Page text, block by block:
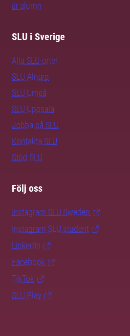
är alumn
SLU i Sverige
Alla SLU-orter
SLU Alnarp
SLU Umeå
SLU Uppsala
Jobba på SLU
Kontakta SLU
Stöd SLU
Följ oss
Instagram SLU.Sweden
Instagram SLU.student
LinkedIn
Facebook
TikTok
SLU Play